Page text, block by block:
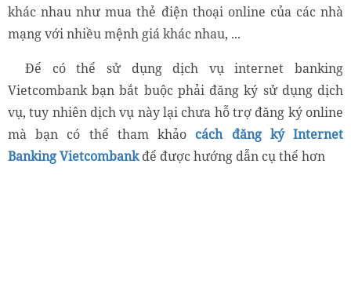
khác nhau như mua thẻ điện thoại online của các nhà
mạng với nhiều mệnh giá khác nhau, ...
Để có thể sử dụng dịch vụ internet banking
Vietcombank bạn bắt buộc phải đăng ký sử dụng dịch
vụ, tuy nhiên dịch vụ này lại chưa hỗ trợ đăng ký online
mà bạn có thể tham khảo cách đăng ký Internet
Banking Vietcombankđể được hướng dẫn cụ thể hơn